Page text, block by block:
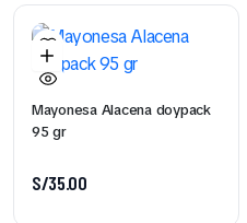
Mayonesa Alacena doypack
95 gr
S/35.00